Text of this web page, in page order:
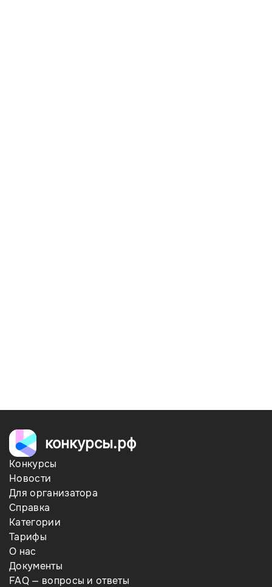
конкурсы.рф
Конкурсы
Новости
Для организатора
Справка
Категории
Тарифы
О нас
Документы
FAQ — вопросы и ответы